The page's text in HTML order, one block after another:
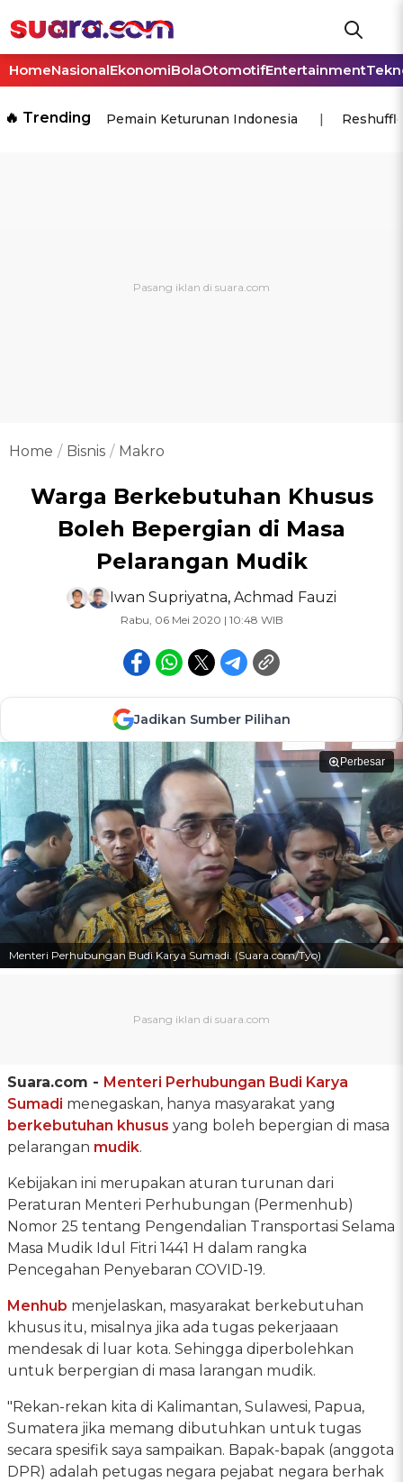
HomeNasionalEkonomiBolaOtomotifEntertainment
🔥 Trending Pemain Keturunan Indonesia
Home Bisnis Makro
Warga Berkebutuhan Khusus
Boleh Bepergian di Masa
Pelarangan Mudik
Iwan Supriyatna, Achmad Fauzi
Rabu, 06 Mei 2020 | 10:48 WIB
Jadikan Sumber Pilihan
Perbesar
Menteri Perhubungan Budi Karya Sumadi. (Suara.com/Tyo)
Suara.com - Menteri Perhubungan Budi Karya
Sumadi menegaskan, hanya masyarakat yang
berkebutuhan khusus yang boleh bepergian di masa
pelarangan mudik.
Kebijakan ini merupakan aturan turunan dari
Peraturan Menteri Perhubungan (Permenhub)
Nomor 25 tentang Pengendalian Transportasi Selama
Masa Mudik Idul Fitri 1441 H dalam rangka
Pencegahan Penyebaran COVID-19.
Menhub menjelaskan, masyarakat berkebutuhan
khusus itu, misalnya jika ada tugas pekerjaaan
mendesak di luar kota. Sehingga diperbolehkan
untuk berpergian di masa larangan mudik.
"Rekan-rekan kita di Kalimantan, Sulawesi, Papua,
Sumatera jika memang dibutuhkan untuk tugas
secara spesifik saya sampaikan. Bapak-bapak (anggota
DPR) adalah petugas negara pejabat negara berhak